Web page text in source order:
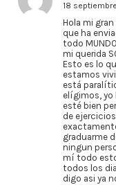
18
Hola mi
que ha
todo
mi querida
Esto es lo
estamos
está
elígimos, yo
esté bien
de
graduarme
ningun
mí todo
todos los
digo asi ya